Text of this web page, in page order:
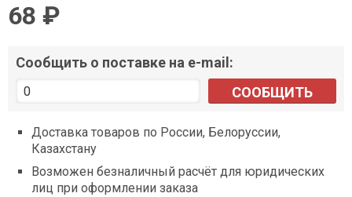
68 ₽
Сообщить о поставке на e-mail:
СООБЩИТЬ
Доставка товаров по России, Белоруссии,
Казахстану
Возможен безналичный расчёт для юридических
лиц при оформлении заказа